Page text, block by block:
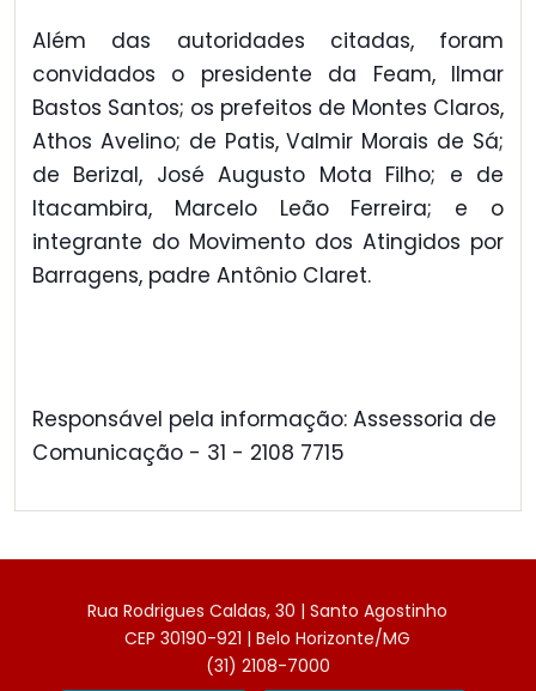
Além das autoridades citadas, foram
convidados o presidente da Feam, Ilmar
Bastos Santos; os prefeitos de Montes Claros,
Athos Avelino; de Patis, Valmir Morais de Sá;
de Berizal, José Augusto Mota Filho; e de
Itacambira, Marcelo Leão Ferreira; e o
integrante do Movimento dos Atingidos por
Barragens, padre Antônio Claret.
Responsável pela informação: Assessoria de
Comunicação - 31 - 2108 7715
Rua Rodrigues Caldas, 30 | Santo Agostinho
CEP 30190-921 | Belo Horizonte/MG
(31) 2108-7000